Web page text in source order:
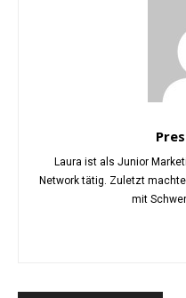
Laura ist als Junior
Network tätig. Zuletzt
mit